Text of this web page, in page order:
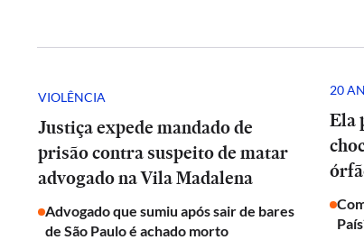
VIOLÊNCIA
Justiça expede mandado de
prisão contra suspeito de matar
advogado na Vila Madalena
Advogado que sumiu após sair de bares
de São Paulo é achado morto
20
Ela